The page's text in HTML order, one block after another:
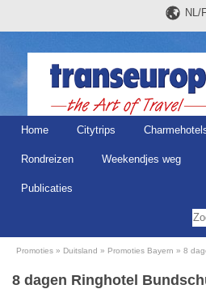
NL/
Home Citytrips
Rondreizen Weekendjes weg
Publicaties
Promoties Duitsland Promoties Bayern 8
8 dagen Ringhotel